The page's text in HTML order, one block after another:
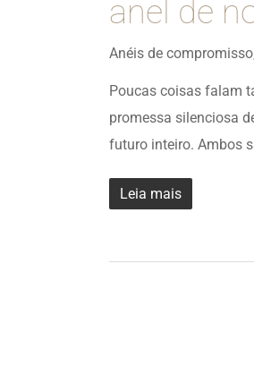
anel de
Anéis de compromisso
Poucas coisas falam
promessa silenciosa
futuro inteiro. Ambos
Leia mais